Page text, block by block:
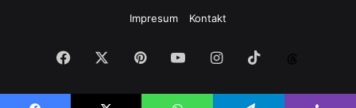
Impresum
Kontakt
Facebook PinterestYouTubeInstagram
TikTok